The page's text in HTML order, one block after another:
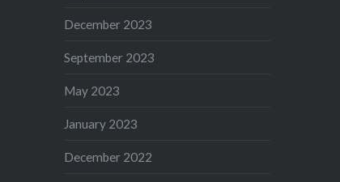
December 2023
September 2023
May 2023
January 2023
December 2022